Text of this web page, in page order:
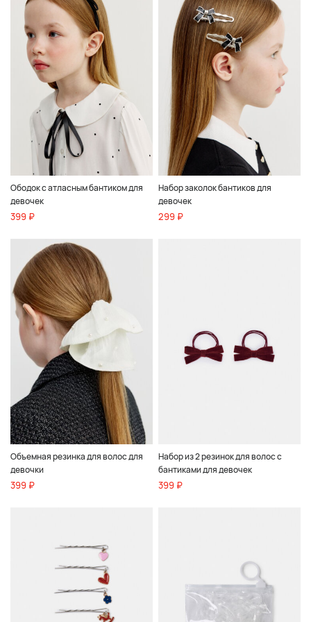
Ободок с атласным бантиком для
девочек
399 ₽
Набор заколок бантиков для
девочек
299 ₽
Объемная резинка для волос для
девочки
399 ₽
Набор из 2 резинок для волос с
бантиками для девочек
399 ₽